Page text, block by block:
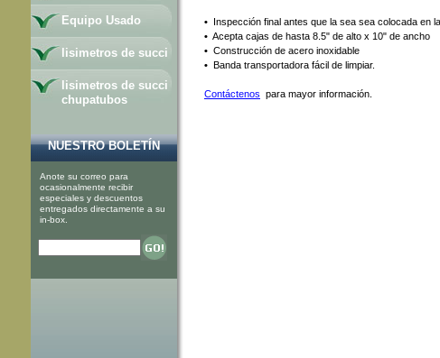
• Inspección final antes que la sea sea colocada en
• Acepta cajas de hasta 8.5" de alto x 10" de ancho
• Construcción de acero inoxidable
• Banda transportadora fácil de limpiar.
Contáctenos para mayor información.
Equipo Usado
lisimetros de succi
lisimetros de succi
chupatubos
NUESTRO BOLETÍN
Anote su correo para
ocasionalmente recibir
especiales y descuentos
entregados directamente a su
in-box.